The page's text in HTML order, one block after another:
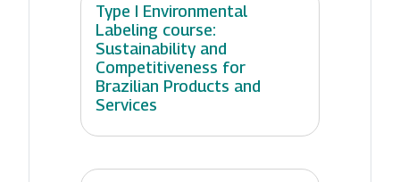
Type I Environmental
Labeling course:
Sustainability and
Competitiveness for
Brazilian Products and
Services